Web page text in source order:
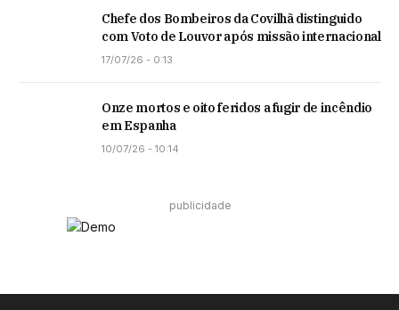
Chefe dos Bombeiros da Covilhã distinguido
com Voto de Louvor após missão internacional
17/07/26 - 0:13
Onze mortos e oito feridos a fugir de incêndio
em Espanha
10/07/26 - 10:14
publicidade